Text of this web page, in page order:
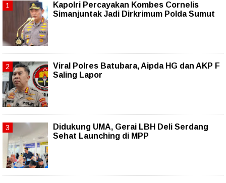
Kapolri Percayakan Kombes Cornelis
Simanjuntak Jadi Dirkrimum Polda Sumut
Viral Polres Batubara, Aipda HG dan AKP F
Saling Lapor
Didukung UMA, Gerai LBH Deli Serdang
Sehat Launching di MPP